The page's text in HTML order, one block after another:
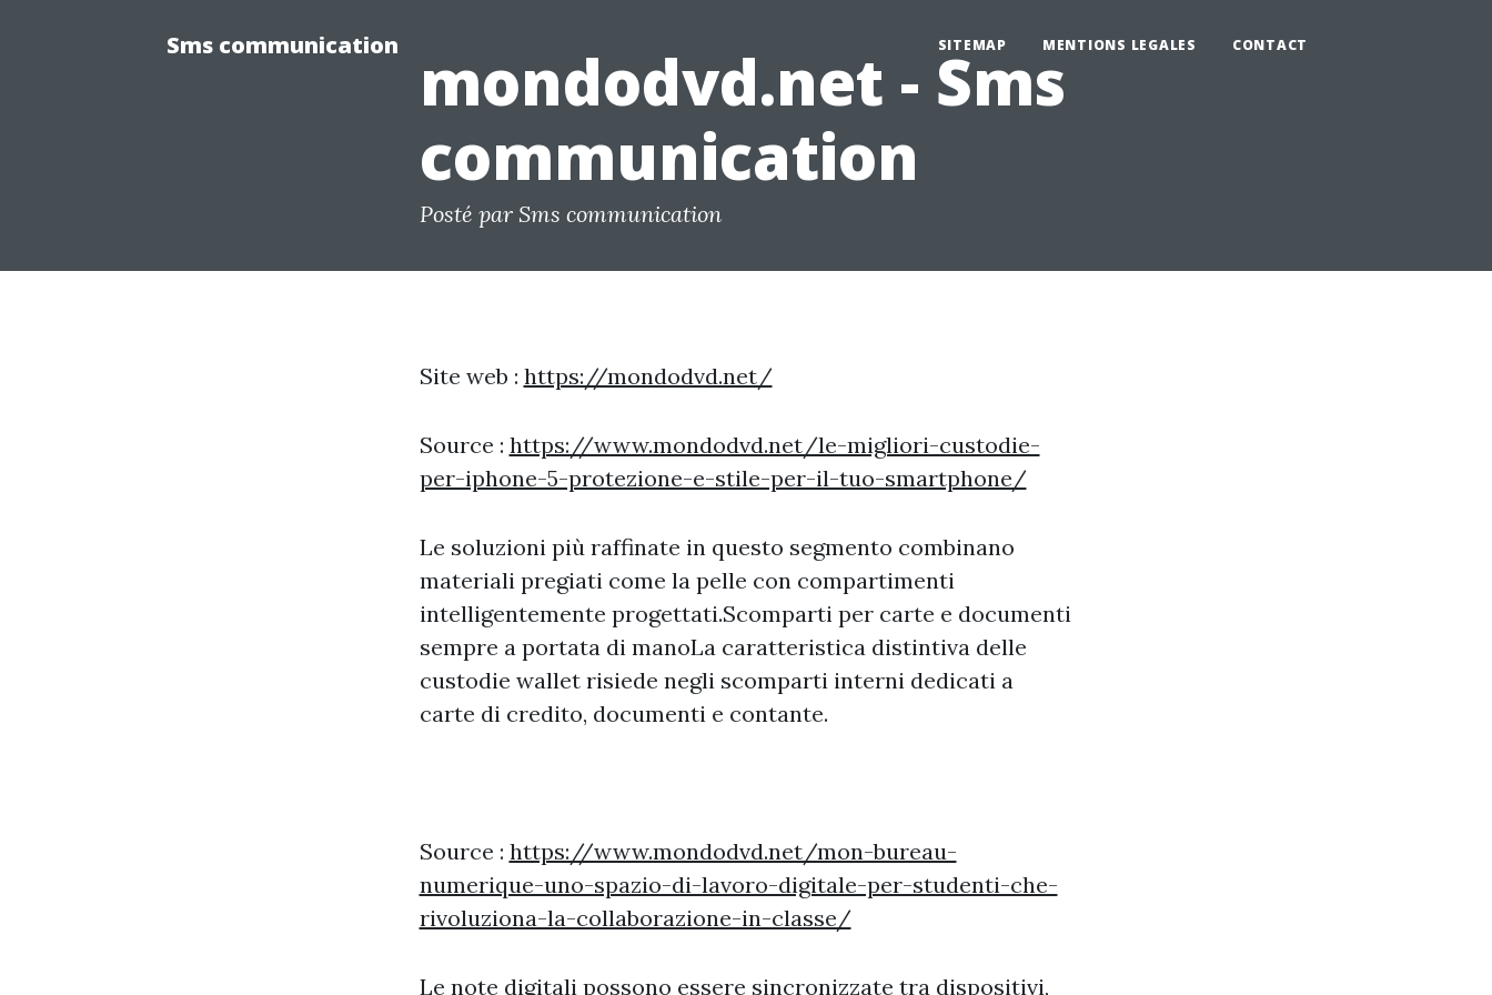
Sms communication SITEMAP MENTIONS LEGALES CONTACT
mondodvd.net - Sms
communication
Posté par Sms communication
Site web : https://mondodvd.net/
Source : https://www.mondodvd.net/le-migliori-custodie-
per-iphone-5-protezione-e-stile-per-il-tuo-smartphone/
Le soluzioni più raffinate in questo segmento combinano
materiali pregiati come la pelle con compartimenti
intelligentemente progettati.Scomparti per carte e documenti
sempre a portata di manoLa caratteristica distintiva delle
custodie wallet risiede negli scomparti interni dedicati a
carte di credito, documenti e contante.
Source : https://www.mondodvd.net/mon-bureau-
numerique-uno-spazio-di-lavoro-digitale-per-studenti-che-
rivoluziona-la-collaborazione-in-classe/
Le note digitali possono essere sincronizzate tra dispositivi,